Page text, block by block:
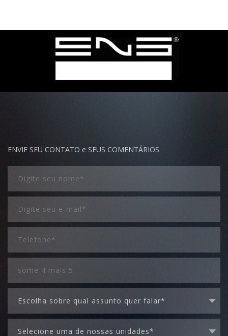
ENVIE SEU CONTATO e SEUS COMENTÁRIOS